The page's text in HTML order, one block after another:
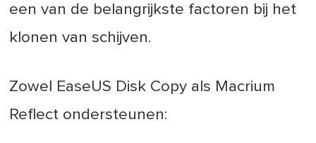
een van de belangrijkste factoren bij het
klonen van schijven.
Zowel EaseUS Disk Copy als Macrium
Reflect ondersteunen: